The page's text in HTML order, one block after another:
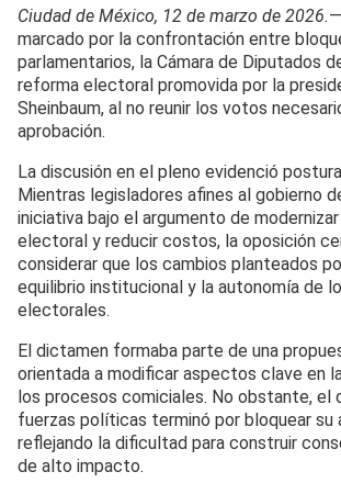
Ciudad de México, 12 de marzo de 2026.
marcado por la confrontación entre
parlamentarios, la Cámara de Diputados
reforma electoral promovida por la
Sheinbaum, al no reunir los votos
aprobación.
La discusión en el pleno evidenció
Mientras legisladores afines al gobierno
iniciativa bajo el argumento de
electoral y reducir costos, la oposición
considerar que los cambios planteados
equilibrio institucional y la autonomía de
electorales.
El dictamen formaba parte de una
orientada a modificar aspectos clave en
los procesos comiciales. No obstante, el
fuerzas políticas terminó por bloquear su
reflejando la dificultad para construir
de alto impacto.